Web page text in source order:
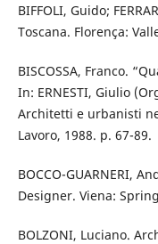
BIFFOLI, Guido;
Toscana. Florença:
BISCOSSA, Franco.
In: ERNESTI, Giulio
Architetti e urbanisti
Lavoro, 1988. p. 67-89.
BOCCO-GUARNERI,
Designer. Viena:
BOLZONI, Luciano.